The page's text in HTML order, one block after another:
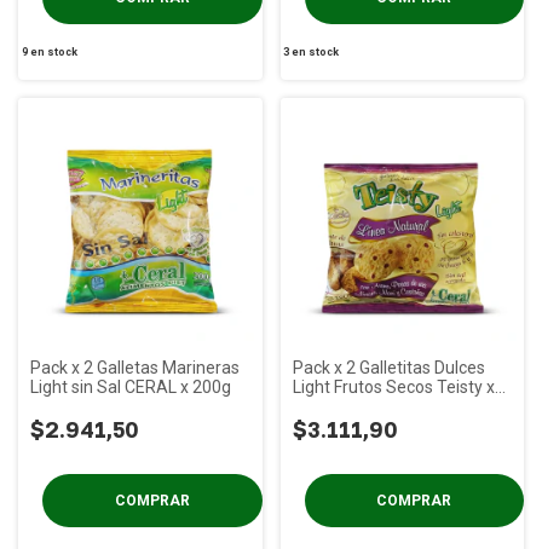
9en stock 3 en stock
Pack x 2 Galletas Marineras
Light sin Sal CERAL x 200g
$2.941,50
Pack x 2 Galletitas Dulces
Light Frutos Secos Teisty x
$3.111,90